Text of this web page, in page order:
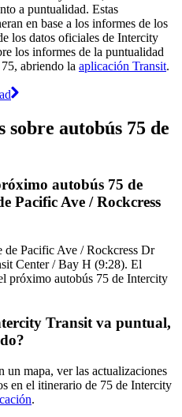
a puntualidad. Estas
en base a los informes de los
los datos oficiales de Intercity
los informes de la puntualidad
abriendo la aplicación Transit.
sobre autobús 75 de
autobús 75 de
Pacific Ave / Rockcress
de Pacific Ave / Rockcress Dr
Center / Bay H (9:28). El
próximo autobús 75 de Intercity
Transit va puntual,
un mapa, ver las actualizaciones
en el itinerario de 75 de Intercity
.